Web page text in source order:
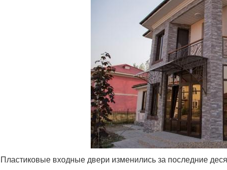
Пластиковые входные двери изменились за последние